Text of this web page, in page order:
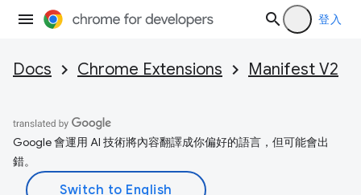
登入
Docs Chrome Extensions Manifest V2
Google 會運用 AI 技術將內容翻譯成你偏好的語言，但可能會出
錯。